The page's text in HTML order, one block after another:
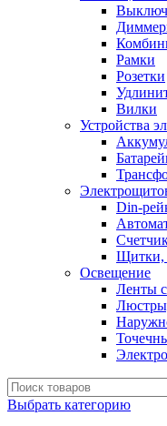
Рамки
Розетки
Вилки
Устройства
Din-
Щитки,
Освещение
Ленты
Выбрать категорию